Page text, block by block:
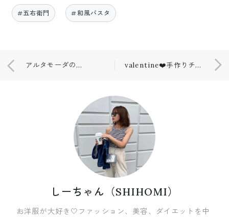
#五右衛門 #和風パスタ
アルタモーダのボディミスト💄😊 valentine❤️手作りチョコ🍫
しーちゃん（SHIHOMI）
お洋服が大好き🤍ファッション、美容、ダイエットを中